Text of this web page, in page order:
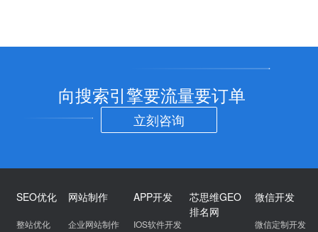
向搜索引擎要流量要订单
立刻咨询
SEO优化
整站优化
网站制作
企业网站制作
APP开发
IOS软件开发
芯思维GEO
排名网
微信开发
微信定制开发